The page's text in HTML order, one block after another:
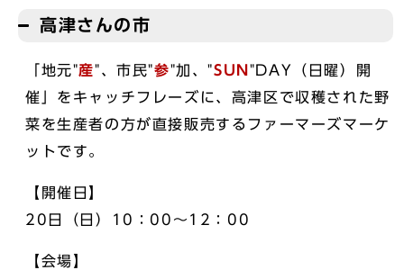
高津さんの市
「地元"産"、市民"参"加、"SUN "DAY（日曜）開
催」をキャッチフレーズに、高津区で収穫された野
菜を生産者の方が直接販売するファーマーズマーケ
ットです。
【開催日】
20日（日）10：00～12：00
【会場】